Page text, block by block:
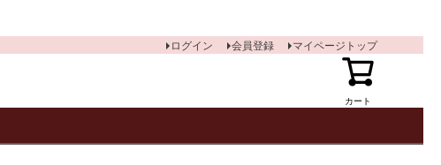
カート
ログイン 会員登録 マイページトップ